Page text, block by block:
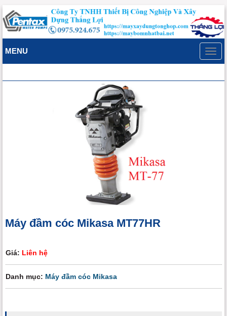
MENU
Máy đầm cóc Mikasa MT77HR
Giá: Liên hệ
Danh mục: Máy đầm cóc Mikasa